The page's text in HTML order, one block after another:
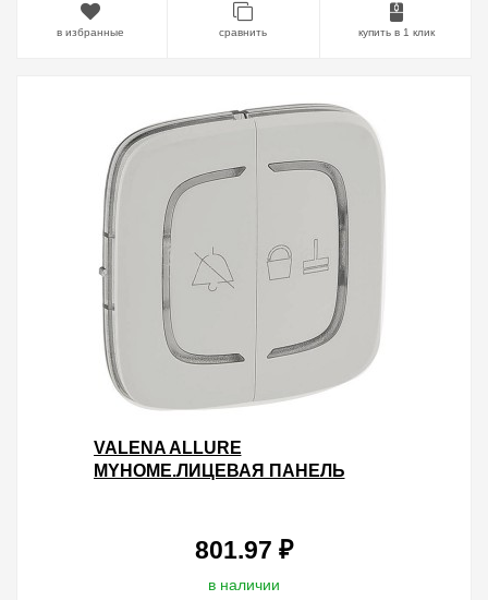
в избранные сравнить купить в 1 клик
VALENA ALLURE
MYHOME.ЛИЦЕВАЯ ПАНЕЛЬ
БЕСПОКОИТЬ" И "УБ
801.97 ₽
в наличии